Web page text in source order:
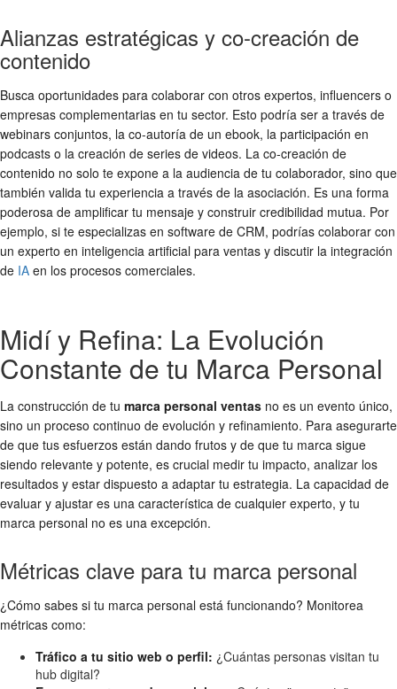
Alianzas estratégicas y co-creación de
contenido
Busca oportunidades para colaborar con otros expertos, influencers o
empresas complementarias en tu sector. Esto podría ser a través de
webinars conjuntos, la co-autoría de un ebook, la participación en
podcasts o la creación de series de videos. La co-creación de
contenido no solo te expone a la audiencia de tu colaborador, sino que
también valida tu experiencia a través de la asociación. Es una forma
poderosa de amplificar tu mensaje y construir credibilidad mutua. Por
ejemplo, si te especializas en software de CRM, podrías colaborar con
un experto en inteligencia artificial para ventas y discutir la integración
de IA en los procesos comerciales.
Midí y Refina: La Evolución
Constante de tu Marca Personal
La construcción de tu marca personal ventas no es un evento único,
sino un proceso continuo de evolución y refinamiento. Para asegurarte
de que tus esfuerzos están dando frutos y de que tu marca sigue
siendo relevante y potente, es crucial medir tu impacto, analizar los
resultados y estar dispuesto a adaptar tu estrategia. La capacidad de
evaluar y ajustar es una característica de cualquier experto, y tu
marca personal no es una excepción.
Métricas clave para tu marca personal
¿Cómo sabes si tu marca personal está funcionando? Monitorea
métricas como:
Tráfico a tu sitio web o perfil: ¿Cuántas personas visitan tu
hub digital?